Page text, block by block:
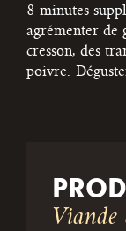
8 minutes
agrémenter de
cresson, des
poivre.
Viande